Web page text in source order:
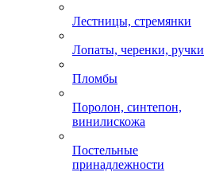
Лестницы, стремянки
Лопаты, черенки, ручки
Пломбы
Поролон, синтепон,
винилискожа
Постельные
принадлежности